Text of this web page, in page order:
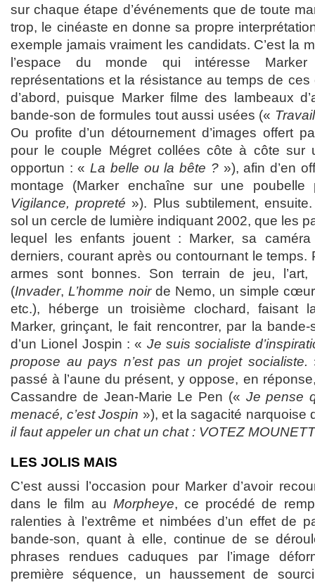
sur chaque étape d’événements que de toute
trop, le cinéaste en donne sa propre
exemple jamais vraiment les candidats. C’est la
l’espace du monde qui intéresse
représentations et la résistance au temps de ces
d’abord, puisque Marker filme des lambeaux
bande-son de formules tout aussi usées («
Ou profite d’un détournement d’images offert
pour le couple Mégret collées côte à côte sur
opportun : «La belle ou la bête ? »), afin d’en
montage (Marker enchaîne sur une
Vigilance, propreté »). Plus subtilement,
sol un cercle de lumière indiquant 2002, que les
lequel les enfants jouent : Marker, sa
derniers, courant après ou contournant le temps.
armes sont bonnes. Son terrain de jeu, l’art,
(Invader,L’homme noirde Nemo, un simple
etc.), héberge un troisième clochard, faisant
Marker, grinçant, le fait rencontrer, par la
d’un Lionel Jospin : « Je suis socialiste
propose au pays n’est pas un projet socialiste.
passé à l’aune du présent, y oppose, en
Cassandre de Jean-Marie Le Pen (« Je pense
menacé, c’est Jospin »), et la sagacité narquoise
il faut appeler un chat un chat : VOTEZ
LES JOLIS MAIS
C’est aussi l’occasion pour Marker d’avoir
dans le film au Morpheye, ce procédé de
ralenties à l’extrême et nimbées d’un effet de
bande-son, quant à elle, continue de se
phrases rendues caduques par l’image
première séquence, un haussement de